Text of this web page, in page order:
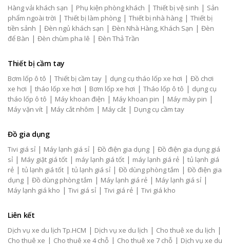
Hàng vải khách sạn | Phụ kiện phòng khách | Thiết bị vệ sinh | Sản
phẩm ngoài trời | Thiết bị làm phòng | Thiết bị nhà hàng | Thiết bị
tiền sảnh | Đèn ngủ khách sạn | Đèn Nhà Hàng, Khách Sạn | Đèn
để Bàn | Đèn chùm pha lê | Đèn Thả Trần
Thiết bị cầm tay
Bơm lốp ô tô | Thiết bị cầm tay | dụng cụ tháo lốp xe hơi | Đồ chơi
xe hơi | tháo lốp xe hơi | Bơm lốp xe hơi | Tháo lốp ô tô | dụng cụ
tháo lốp ô tô | Máy khoan điện | Máy khoan pin | Máy mày pin |
Máy vặn vít | Máy cắt nhôm | Máy cắt | Dụng cụ cầm tay
Đồ gia dụng
Tivi giá sỉ | Máy lạnh giá sỉ | Đồ điện gia dụng | Đồ điện gia dụng giá
sỉ | Máy giặt giá tốt | máy lạnh giá tốt | máy lạnh giá rẻ | tủ lạnh giá
rẻ | tủ lạnh giá tốt | tủ lạnh giá sỉ | Đồ dùng phòng tắm | Đồ điện gia
dụng | Đồ dùng phòng tắm | Máy lạnh giá rẻ | Máy lạnh giá sỉ |
Máy lạnh giá kho | Tivi giá sỉ | Tivi giá rẻ | Tivi giá kho
Liên kết
Dịch vụ xe du lịch Tp.HCM | Dịch vụ xe du lịch | Cho thuê xe du lịch |
Cho thuê xe | Cho thuê xe 4 chỗ | Cho thuê xe 7 chỗ | Dịch vụ xe du